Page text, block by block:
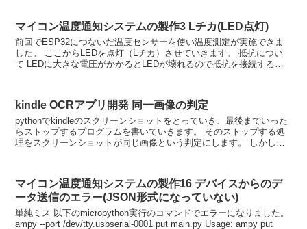
マイコン温度通知システムの製作3 Lチカ(LED点灯)
前回でESP32につないだ温度センサーを使い温度測定が実施できま
した。 ここからLEDを点灯（Lチカ）させていきます。 抵抗につい
て LEDに大きな電圧がかかるとLEDが壊れるので抵抗を接続する必
kindle OCRアプリ開発 同一画像の判定
pythonでkindleのスクリーンショットをとっていき、最後までいった
らストップするプログラムを書いていきます。 そのストップする処
理をスクリーンショットが同じ画像という判定にします。 しかし、
マイコン温度通知システムの製作16 デバイスからのデ
ータ送信のエラー(JSON形式になっていない)
単純ミス 以下のmicropython実行のコマンドでエラーになりました。
ampy --port /dev/tty.usbserial-0001 put main.py Usage: ampy put